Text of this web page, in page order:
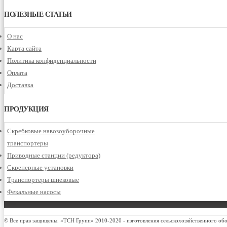
ПОЛЕЗНЫЕ СТАТЬИ
О нас
Карта сайта
Политика конфиденциальности
Оплата
Доставка
ПРОДУКЦИЯ
Скребковые навозоуборочные
транспортеры
Приводные станции (редуктора)
Скреперные установки
Транспортеры шнековые
Фекальные насосы
© Все прав защищены. «ТСН Групп» 2010-2020 - изготовления сельскохозяйственного